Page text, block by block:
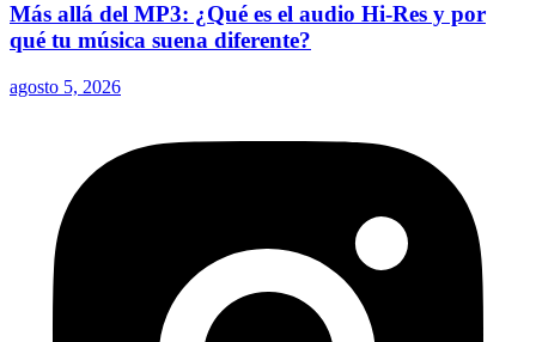
Más allá del MP3: ¿Qué es el audio Hi-Res y por
qué tu música suena diferente?
agosto 5, 2026